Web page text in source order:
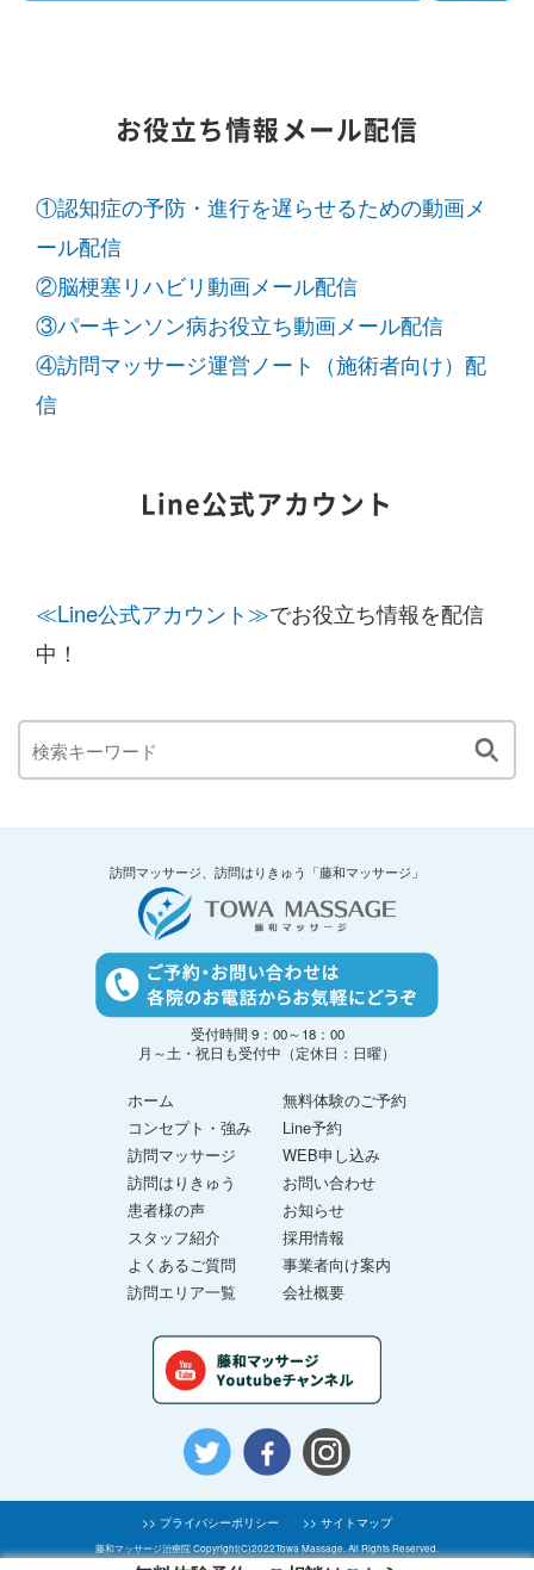
お役立ち情報メール配信
①認知症の予防・進行を遅らせるための動画メ
ール配信
②脳梗塞リハビリ動画メール配信
③パーキンソン病お役立ち動画メール配信
④訪問マッサージ運営ノート（施術者向け）配
信
Line公式アカウント
≪Line公式アカウント≫でお役立ち情報を配信
中！
訪問マッサージ、訪問はりきゅう「藤和マッサージ」
受付時間 9：00～18：00
月～土・祝日も受付中（定休日：日曜）
ホーム
コンセプト・強み
訪問マッサージ
訪問はりきゅう
患者様の声
スタッフ紹介
よくあるご質問
訪問エリア一覧
無料体験のご予約
Line予約
WEB申し込み
お問い合わせ
お知らせ
採用情報
事業者向け案内
会社概要
>> プライバシーポリシー >> サイトマップ
藤和マッサージ治療院 Copyright(C)2022Towa Massage. All Rights Reserved.